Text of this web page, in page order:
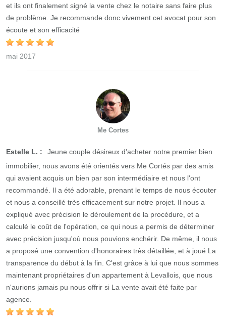
et ils ont finalement signé la vente chez le notaire sans faire plus
de problème. Je recommande donc vivement cet avocat pour son
écoute et son efficacité
mai 2017
Me Cortes
Estelle L. :
Jeune couple désireux d'acheter notre premier bien
immobilier, nous avons été orientés vers Me Cortés par des amis
qui avaient acquis un bien par son intermédiaire et nous l'ont
recommandé. Il a été adorable, prenant le temps de nous écouter
et nous a conseillé très efficacement sur notre projet. Il nous a
expliqué avec précision le déroulement de la procédure, et a
calculé le coût de l'opération, ce qui nous a permis de déterminer
avec précision jusqu'où nous pouvions enchérir. De même, il nous
a proposé une convention d'honoraires très détaillée, et à joué La
transparence du début à la fin. C'est grâce à lui que nous sommes
maintenant propriétaires d'un appartement à Levallois, que nous
n'aurions jamais pu nous offrir si La vente avait été faite par
agence.